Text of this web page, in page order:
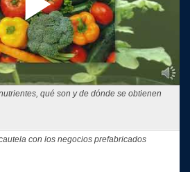
qué son y de dónde se obtienen
con los negocios prefabricados